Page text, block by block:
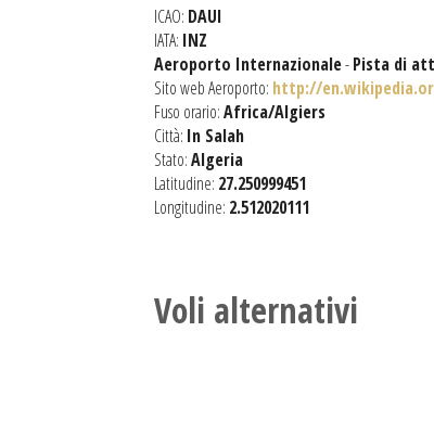
ICAO: DAUI
IATA: INZ
Aeroporto Internazionale-Pista di
Sito web Aeroporto: http://
Fuso orario:Africa/Algiers
Città: In Salah
Stato:Algeria
Latitudine: 27.250999451
Longitudine: 2.512020111
Voli alternativi